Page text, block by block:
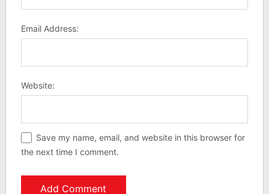
Email Address:
Website:
Save my name, email, and website in this browser for
the next time I comment.